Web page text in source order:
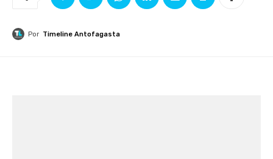
Por Timeline Antofagasta